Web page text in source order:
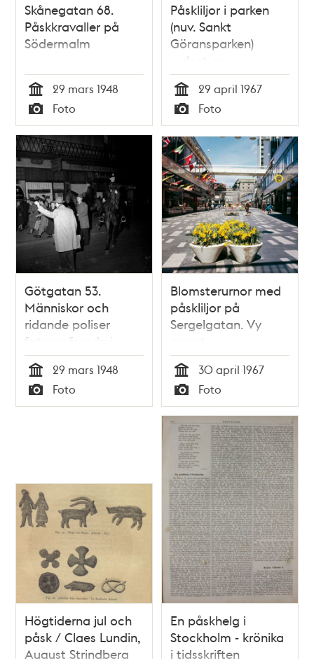
Skånegatan 68.
Påskkravaller på
Södermalm
Tid
29 mars 1948
Typ
Foto
Påskliljor i parken
(nuv. Sankt
Göransparken)
sydost om
Kvinnohuset i östra
Stadshagen. Vy åt
norr mot kv.
Dykaren
Tid
29 april 1967
Typ
Foto
Götgatan 53.
Människor och
ridande poliser
fotograferade i
samband med de
så kallade
påskkravallerna
Tid
29 mars 1948
Typ
Foto
Blomsterurnor med
påskliljor på
Sergelgatan. Vy
Tid
30 april 1967
Typ
Foto
Högtiderna jul och
påsk / Claes Lundin,
August Strindberg
En påskhelg i
Stockholm - krönika
i tidsskriften